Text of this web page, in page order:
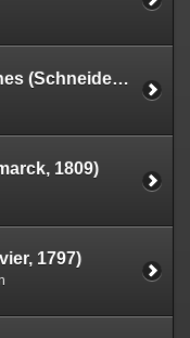
Stamm Platyhelminthes (Schneider, 1873)
1809)
1797)